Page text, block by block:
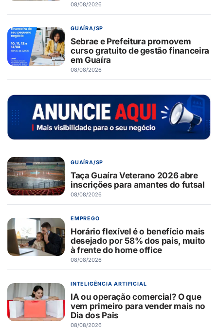
08/08/2026
GUAÍRA/SP
Sebrae e Prefeitura promovem
curso gratuito de gestão financeira
em Guaíra
08/08/2026
GUAÍRA/SP
Taça Guaíra Veterano 2026 abre
inscrições para amantes do futsal
08/08/2026
EMPREGO
Horário flexível é o benefício mais
desejado por 58% dos pais, muito
à frente do home office
08/08/2026
INTELIGÊNCIA ARTIFICIAL
IA ou operação comercial? O que
vem primeiro para vender mais no
Dia dos Pais
08/08/2026